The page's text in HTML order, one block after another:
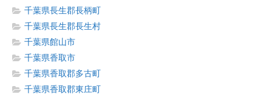
千葉県長生郡長柄町
千葉県長生郡長生村
千葉県館山市
千葉県香取市
千葉県香取郡多古町
千葉県香取郡東庄町